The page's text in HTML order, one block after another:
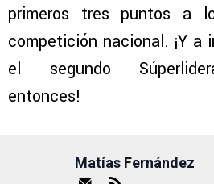
primeros tres puntos a
competición nacional. ¡Y a
el segundo
entonces!
Matías Fernández